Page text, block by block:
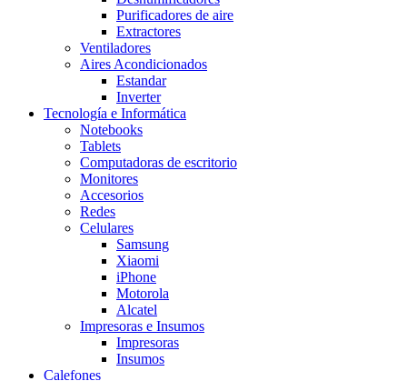
Purificadores de aire
Extractores
Ventiladores
Aires Acondicionados
Estandar
Inverter
Tecnología e Informática
Notebooks
Tablets
Computadoras de escritorio
Monitores
Accesorios
Redes
Celulares
Samsung
Xiaomi
iPhone
Motorola
Alcatel
Impresoras e Insumos
Impresoras
Insumos
Calefones